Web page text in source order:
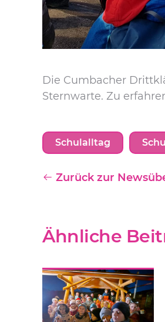
Die Cumbacher
Sternwarte. Zu
Schulalltag
Zurück zur
Ähnliche